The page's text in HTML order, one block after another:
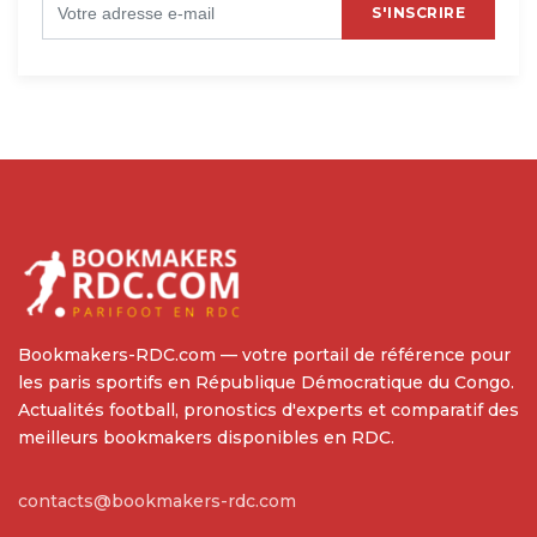
S'INSCRIRE
Bookmakers-RDC.com — votre portail de référence pour
les paris sportifs en République Démocratique du Congo.
Actualités football, pronostics d'experts et comparatif des
meilleurs bookmakers disponibles en RDC.
contacts@bookmakers-rdc.com